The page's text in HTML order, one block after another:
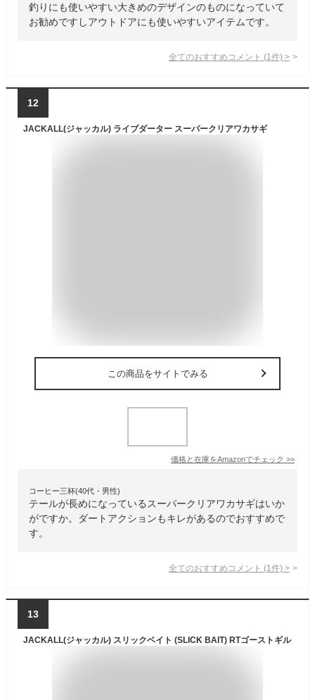
釣りにも使いやすい大きめのデザインのものになっていて
お勧めですしアウトドアにも使いやすいアイテムです。
全てのおすすめコメント (1 件) >
12
JACKALL(ジャッカル) ライブダーター スーパークリアワカサギ
この商品をサイトでみる
価格と在庫をAmazonでチェック >>
コーヒー三杯(40代・男性)
テールが長めになっているスーパークリアワカサギはいか
がですか。ダートアクションもキレがあるのでおすすめで
す。
全てのおすすめコメント (1 件) >
13
JACKALL(ジャッカル) スリックベイト (SLICK BAIT) RTゴーストギル